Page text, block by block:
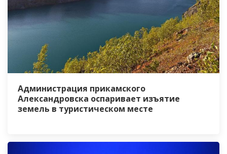
Администрация прикамского
Александровска оспаривает изъятие
земель в туристическом месте